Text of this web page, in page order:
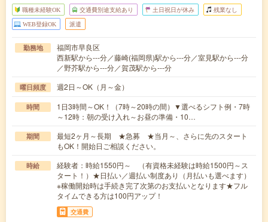
職種未経験OK 交通費別途支給あり 土日祝日が休み 残業なし
WEB登録OK 派遣
勤務地
福岡市早良区
西新駅から---分／藤崎(福岡県)駅から---分／室見駅から---分
／野芥駅から---分／賀茂駅から---分
曜日頻度 週2日～OK（月～金）
時間
1日3時間～OK！（7時～20時の間）▼選べるシフト例・7時
～12時：朝の受け入れ～お昼の準備・10…
期間
最短2ヶ月～長期 ★急募 ★当月～、さらに先のスタート
もOK！開始日ご相談ください。
時給
経験者：時給1550円～ （有資格未経験は時給1500円～ス
タート！）★日払い／週払い制度あり（月払いも選べます）
※稼働開始時は手続き完了次第のお支払いとなります★フル
タイムできる方は100円アップ！
交通費